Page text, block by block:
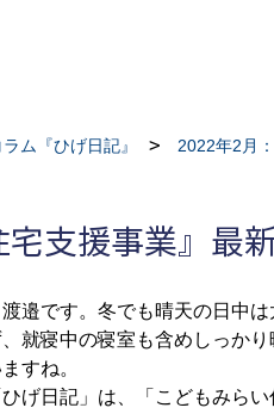
ム『ひげ日記』 2022年2月
支援事業』最新
邉です。冬でも晴天の日中
就寝中の寝室も含めしっか
すね。
げ日記」は、「こどもみら